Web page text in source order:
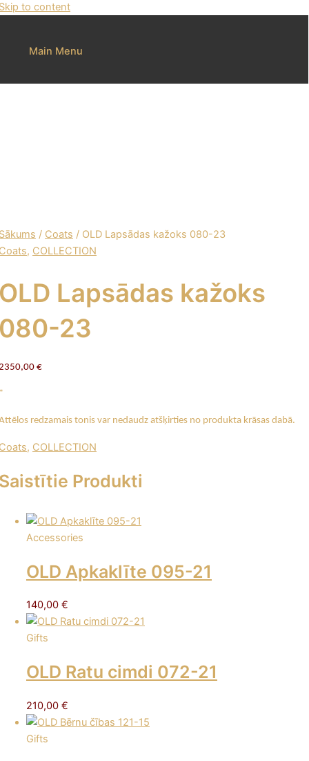
to content
Main Menu
/ Coats / OLD Lapsādas kažoks 080-23
, COLLECTION
Lapsādas kažoks
23
€
redzamais tonis var nedaudz atšķirties no produkta krāsas dabā.
, COLLECTION
Produkti
Accessories
OLD Apkaklīte 095-21
140,00 €
Gifts
OLD Ratu cimdi 072-21
210,00 €
Gifts